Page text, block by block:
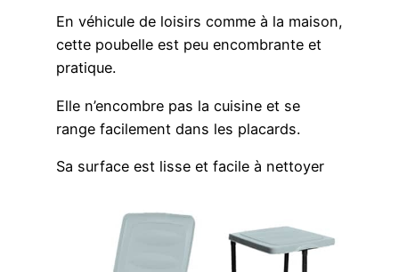
En véhicule de loisirs comme à la maison,
cette poubelle est peu encombrante et
pratique.
Elle n’encombre pas la cuisine et se
range facilement dans les placards.
Sa surface est lisse et facile à nettoyer